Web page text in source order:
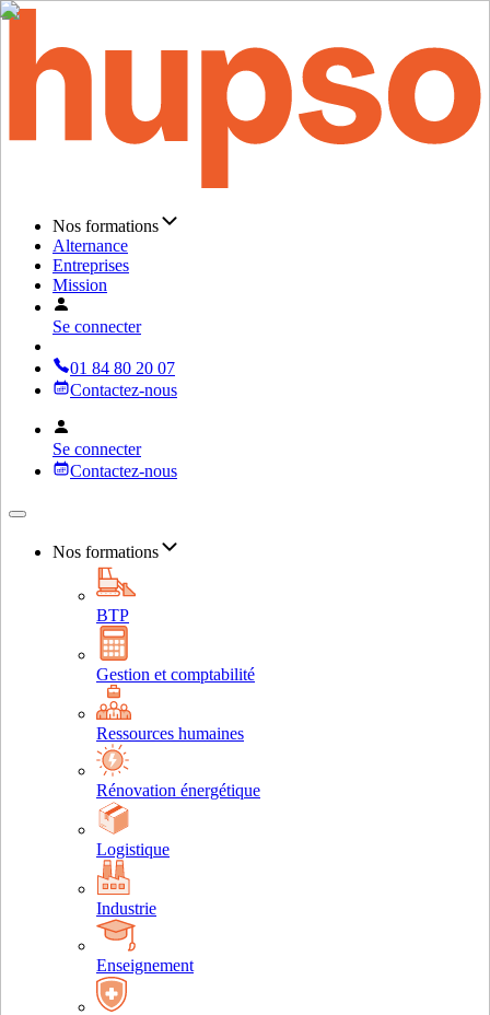
Nos formations
Alternance
Entreprises
Mission
Se connecter
01 84 80 20 07
Contactez-nous
Se connecter
Contactez-nous
Nos formations
BTP
Gestion et comptabilité
Ressources humaines
Rénovation énergétique
Logistique
Industrie
Enseignement